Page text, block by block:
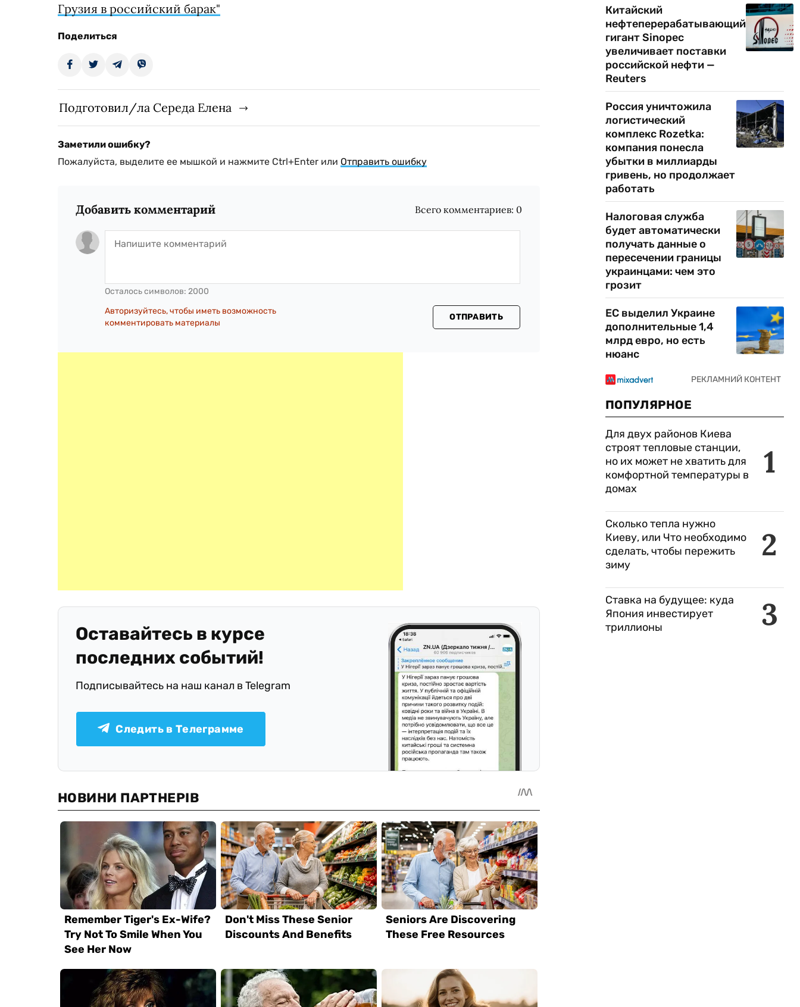
Грузия в российский барак"
Поделиться
Подготовил/ла Середа Елена
Заметили ошибку?
Пожалуйста, выделите ее мышкой и нажмите Ctrl+Enter или Отправить ошибку
Добавить комментарий Всего комментариев: 0
Осталось символов: 2000
Авторизуйтесь, чтобы иметь возможность
комментировать материалы
ОТПРАВИТЬ
Оставайтесь в курсе
последних событий!
Подписывайтесь на наш канал в Telegram
Следить в Телеграмме
Китайский
нефтеперерабатывающий
гигант Sinopec
увеличивает поставки
российской нефти —
Reuters
Россия уничтожила
логистический
комплекс Rozetka:
компания понесла
убытки в миллиарды
гривень, но продолжает
работать
Налоговая служба
будет автоматически
получать данные о
пересечении границы
украинцами: чем это
грозит
ЕС выделил Украине
дополнительные 1,4
млрд евро, но есть
нюанс
ПОПУЛЯРНОЕ
1
Для двух районов Киева
строят тепловые станции,
но их может не хватить для
комфортной температуры в
домах
2
Сколько тепла нужно
Киеву, или Что необходимо
сделать, чтобы пережить
зиму
3
Ставка на будущее: куда
Япония инвестирует
триллионы